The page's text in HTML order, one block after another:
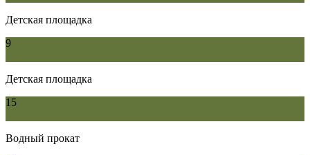
Детская площадка
9
Детская площадка
15
Водный прокат